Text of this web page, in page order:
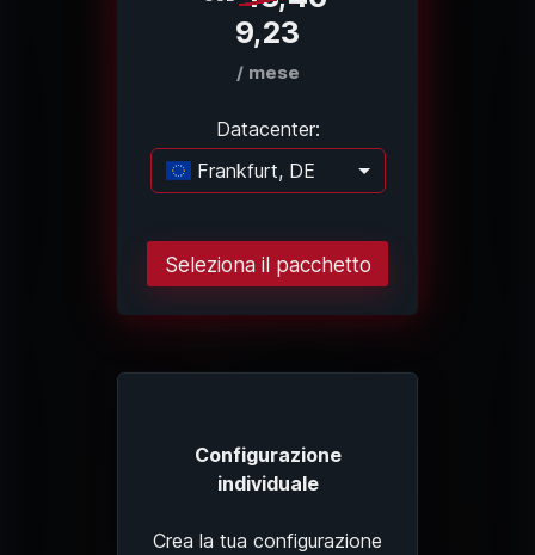
9,23
/ mese
Datacenter:
Frankfurt, DE
Caricamento..
Seleziona il pacchetto
Configurazione
individuale
Crea la tua configurazione